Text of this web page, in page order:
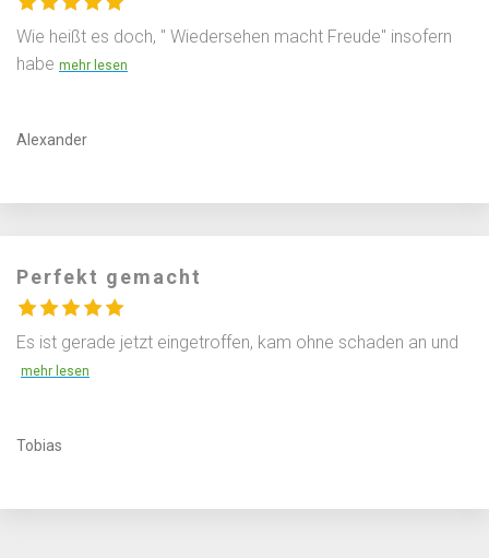
Wie heißt es doch, " Wiedersehen macht Freude" insofern
habe
Alexander
Perfekt gemacht
Es ist gerade jetzt eingetroffen, kam ohne schaden an und
Tobias